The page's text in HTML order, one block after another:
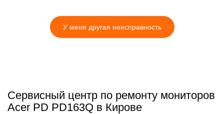
У меня другая неисправность
Сервисный центр по ремонту мониторов
Acer PD PD163Q в Кирове